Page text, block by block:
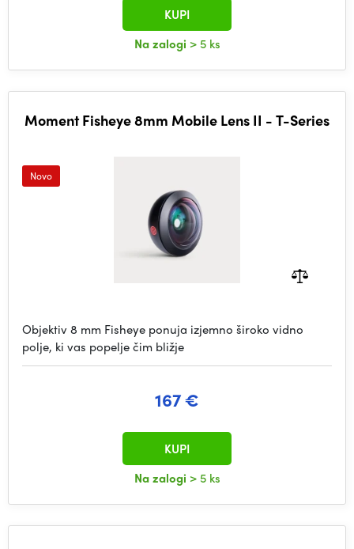
Na zalogi > 5 ks
KUPI
Moment Fisheye 8mm Mobile Lens II - T-Series
Novo
Objektiv 8 mm Fisheye ponuja izjemno široko vidno
polje, ki vas popelje čim bližje
167 €
Na zalogi > 5 ks
KUPI